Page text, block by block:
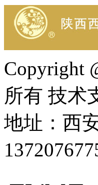
Copyright
所有 技术
地址：西